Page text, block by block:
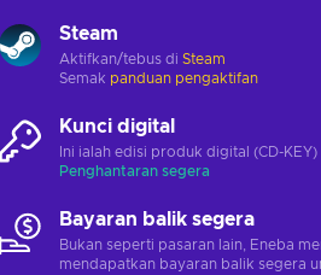
Steam
Aktifkan/tebus di Steam
Semak panduan pengaktifan
Kunci digital
Ini ialah edisi produk digital (CD-KEY)
Penghantaran segera
Bayaran balik segera
Bukan seperti pasaran lain, Eneba
mendapatkan bayaran balik segera